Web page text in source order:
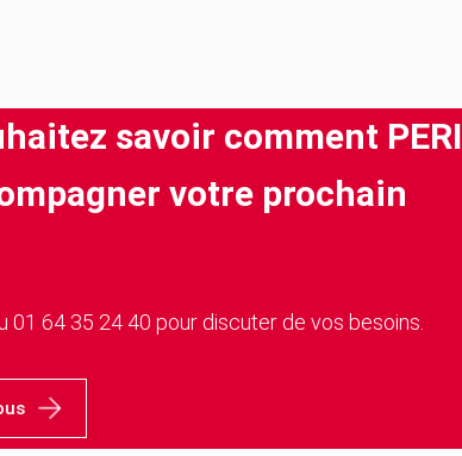
savoir comment PERI
votre prochain
01 64 35 24 40 pour discuter de vos besoins.